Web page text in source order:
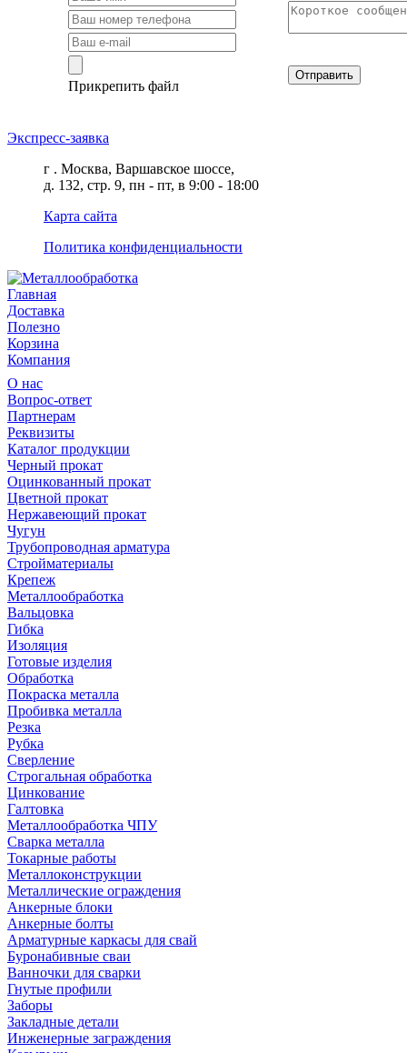
Прикрепить файл
Отправить
Экспресс-заявка
г . Москва, Варшавское шоссе,
д. 132, стр. 9, пн - пт, в 9:00 - 18:00
Карта сайта
Политика конфиденциальности
Главная
Доставка
Полезно
Корзина
Компания
О нас
Вопрос-ответ
Партнерам
Реквизиты
Каталог продукции
Черный прокат
Оцинкованный прокат
Цветной прокат
Нержавеющий прокат
Чугун
Трубопроводная арматура
Стройматериалы
Крепеж
Металлообработка
Вальцовка
Гибка
Изоляция
Готовые изделия
Обработка
Покраска металла
Пробивка металла
Резка
Рубка
Сверление
Строгальная обработка
Цинкование
Галтовка
Металлообработка ЧПУ
Сварка металла
Токарные работы
Металлоконструкции
Металлические ограждения
Анкерные блоки
Анкерные болты
Арматурные каркасы для свай
Буронабивные сваи
Ванночки для сварки
Гнутые профили
Заборы
Закладные детали
Инженерные заграждения